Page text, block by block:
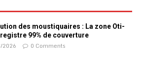
des moustiquaires : La zone Oti-
99% de couverture
2026 0 Comments